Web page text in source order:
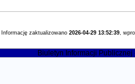
Informację zaktualizowano 2026-04-29 13:52:39,
Biuletyn Informacji Publicznej